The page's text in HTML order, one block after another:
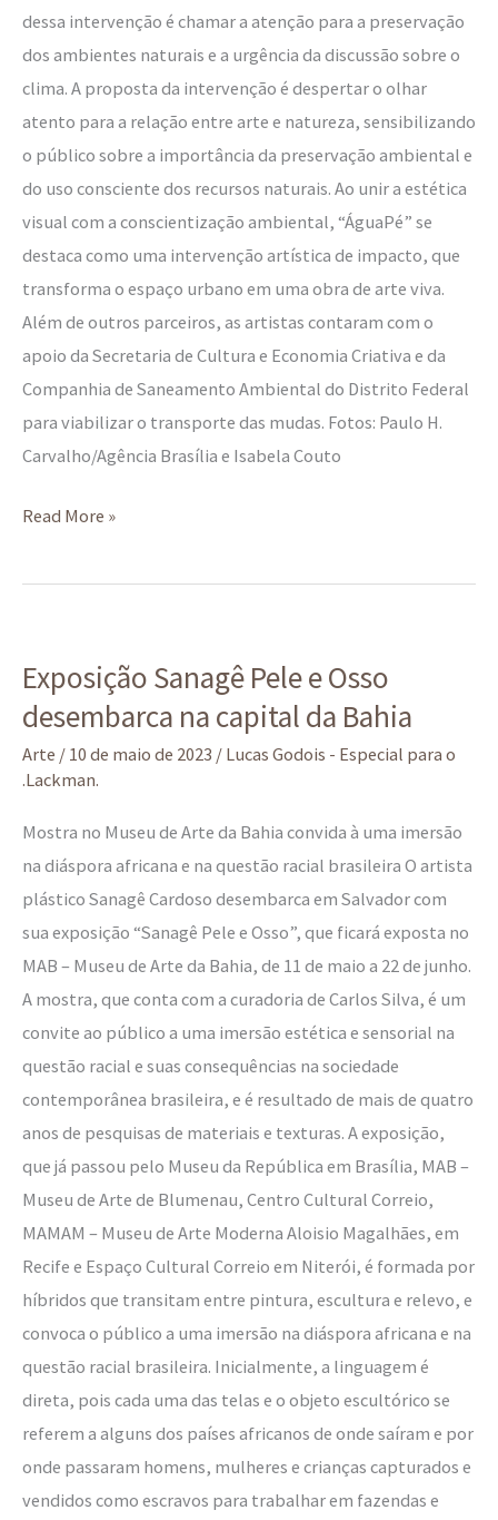
dessa intervenção é chamar a atenção para a preservação
dos ambientes naturais e a urgência da discussão sobre o
clima. A proposta da intervenção é despertar o olhar
atento para a relação entre arte e natureza, sensibilizando
o público sobre a importância da preservação ambiental e
do uso consciente dos recursos naturais. Ao unir a estética
visual com a conscientização ambiental, “ÁguaPé” se
destaca como uma intervenção artística de impacto, que
transforma o espaço urbano em uma obra de arte viva.
Além de outros parceiros, as artistas contaram com o
apoio da Secretaria de Cultura e Economia Criativa e da
Companhia de Saneamento Ambiental do Distrito Federal
para viabilizar o transporte das mudas. Fotos: Paulo H.
Carvalho/Agência Brasília e Isabela Couto
Read More »
Exposição Sanagê Pele e Osso
desembarca na capital da Bahia
Arte / 10 de maio de 2023 / Lucas Godois - Especial para o
.Lackman.
Mostra no Museu de Arte da Bahia convida à uma imersão
na diáspora africana e na questão racial brasileira O artista
plástico Sanagê Cardoso desembarca em Salvador com
sua exposição “Sanagê Pele e Osso”, que ficará exposta no
MAB – Museu de Arte da Bahia, de 11 de maio a 22 de junho.
A mostra, que conta com a curadoria de Carlos Silva, é um
convite ao público a uma imersão estética e sensorial na
questão racial e suas consequências na sociedade
contemporânea brasileira, e é resultado de mais de quatro
anos de pesquisas de materiais e texturas. A exposição,
que já passou pelo Museu da República em Brasília, MAB –
Museu de Arte de Blumenau, Centro Cultural Correio,
MAMAM – Museu de Arte Moderna Aloisio Magalhães, em
Recife e Espaço Cultural Correio em Niterói, é formada por
híbridos que transitam entre pintura, escultura e relevo, e
convoca o público a uma imersão na diáspora africana e na
questão racial brasileira. Inicialmente, a linguagem é
direta, pois cada uma das telas e o objeto escultórico se
referem a alguns dos países africanos de onde saíram e por
onde passaram homens, mulheres e crianças capturados e
vendidos como escravos para trabalhar em fazendas e
Sanagê
Pele
e
Osso
da